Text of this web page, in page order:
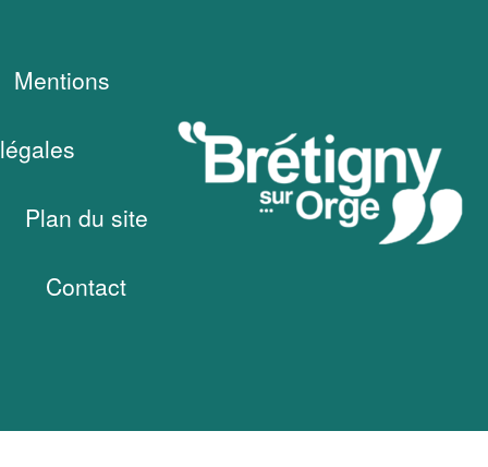
Mentions
légales
Plan du site
Contact